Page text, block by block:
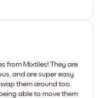
from Mixtiles! They are
and are super easy
them around too.
able to move them